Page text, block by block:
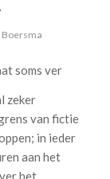
soms ver
zeker
van fictie
in ieder
aan het
het